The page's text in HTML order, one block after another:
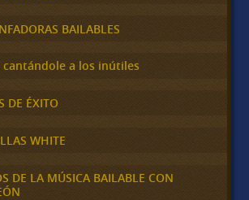
BAILABLES
cantándole a los inútiles
DE ÉXITO
WHITE
DE LA MÚSICA BAILABLE CON